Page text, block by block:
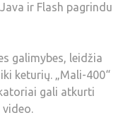
ir Flash pagrindu
galimybes, leidžia
keturių. „Mali-400“
gali atkurti